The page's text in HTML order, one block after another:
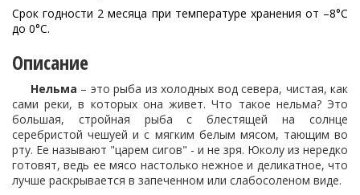
Срок годности 2 месяца при температуре хранения от –8°C
до 0°C.
Описание
Нельма – это рыба из холодных вод севера, чистая, как
сами реки, в которых она живет. Что такое нельма? Это
большая, стройная рыба с блестящей на солнце
серебристой чешуей и с мягким белым мясом, тающим во
рту. Ее называют "царем сигов" - и не зря. Юколу из нередко
готовят, ведь ее мясо настолько нежное и деликатное, что
лучше раскрывается в запеченном или слабосоленом виде.